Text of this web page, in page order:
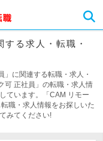
る求人・転職・
に関連する転職・求人・
可 正社員」の転職・求人情
ています。「CAM リモー
職・求人情報をお探しいた
みてください!